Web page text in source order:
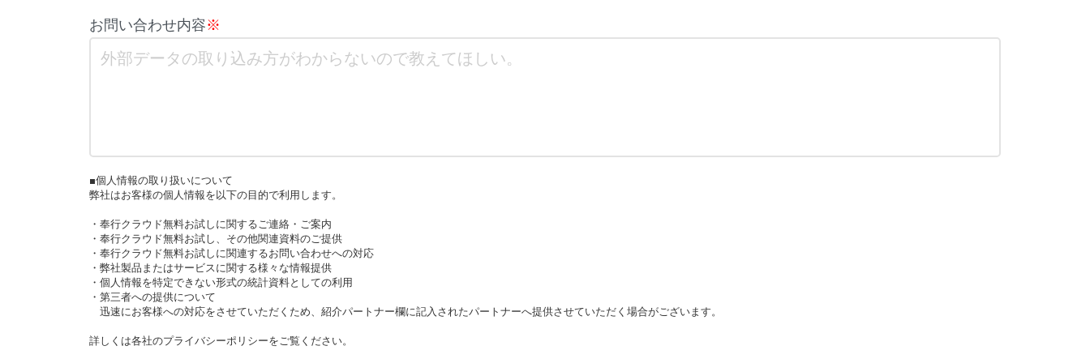
お問い合わせ内容※
■個人情報の取り扱いについて
弊社はお客様の個人情報を以下の目的で利用します。
・奉行クラウド無料お試しに関するご連絡・ご案内
・奉行クラウド無料お試し、その他関連資料のご提供
・奉行クラウド無料お試しに関連するお問い合わせへの対応
・弊社製品またはサービスに関する様々な情報提供
・個人情報を特定できない形式の統計資料としての利用
・第三者への提供について
迅速にお客様への対応をさせていただくため、紹介パートナー欄に記入されたパートナーへ提供させていただく場合がございます。
詳しくは各社のプライバシーポリシーをご覧ください。